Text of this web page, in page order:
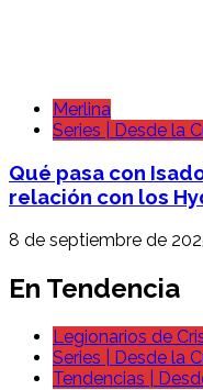
Merlina
Series | Desde la
Qué pasa con
relación con los
8 de septiembre de
En Tendencia
Legionarios de
Series | Desde la
Tendencias |